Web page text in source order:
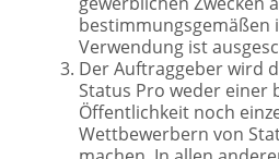
bestimmungsgemäßen
Verwendung ist
Der Auftraggeber wird
Status Pro weder einer
Öffentlichkeit noch
Wettbewerbern von